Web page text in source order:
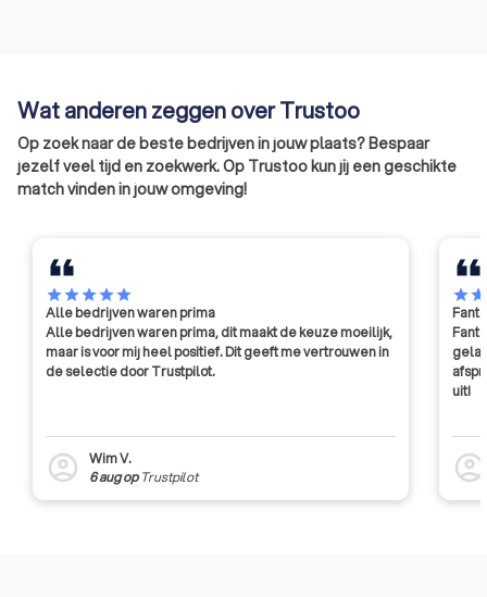
Wat anderen zeggen over Trustoo
Op zoek naar de beste bedrijven in jouw plaats? Bespaar
jezelf veel tijd en zoekwerk. Op Trustoo kun jij een geschikte
match vinden in jouw omgeving!
starstarstarstarstar
Alle bedrijven waren prima
Alle bedrijven waren prima, dit maakt de keuze moeilijk,
maar is voor mij heel positief. Dit geeft me vertrouwen in
de selectie door Trustpilot.
account_circle
Wim V.
6 augop Trustpilot
starstar
uit!
account_circle